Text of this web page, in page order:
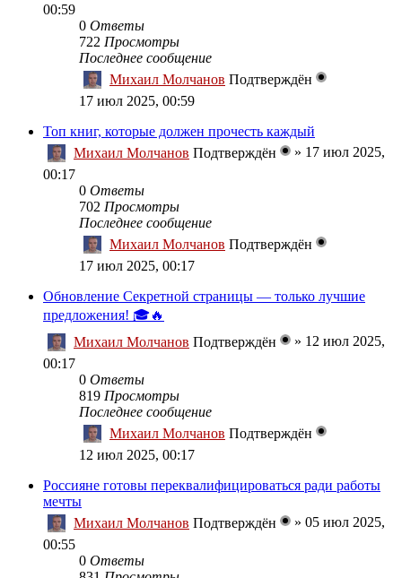
00:59
0 Ответы
722 Просмотры
Последнее сообщение
Михаил Молчанов Подтверждён
17 июл 2025, 00:59
Топ книг, которые должен прочесть каждый
Михаил Молчанов Подтверждён » 17 июл 2025,
00:17
0 Ответы
702 Просмотры
Последнее сообщение
Михаил Молчанов Подтверждён
17 июл 2025, 00:17
Обновление Секретной страницы — только лучшие
предложения! 🎓🔥
Михаил Молчанов Подтверждён » 12 июл 2025,
00:17
0 Ответы
819 Просмотры
Последнее сообщение
Михаил Молчанов Подтверждён
12 июл 2025, 00:17
Россияне готовы переквалифицироваться ради работы
мечты
Михаил Молчанов Подтверждён » 05 июл 2025,
00:55
0 Ответы